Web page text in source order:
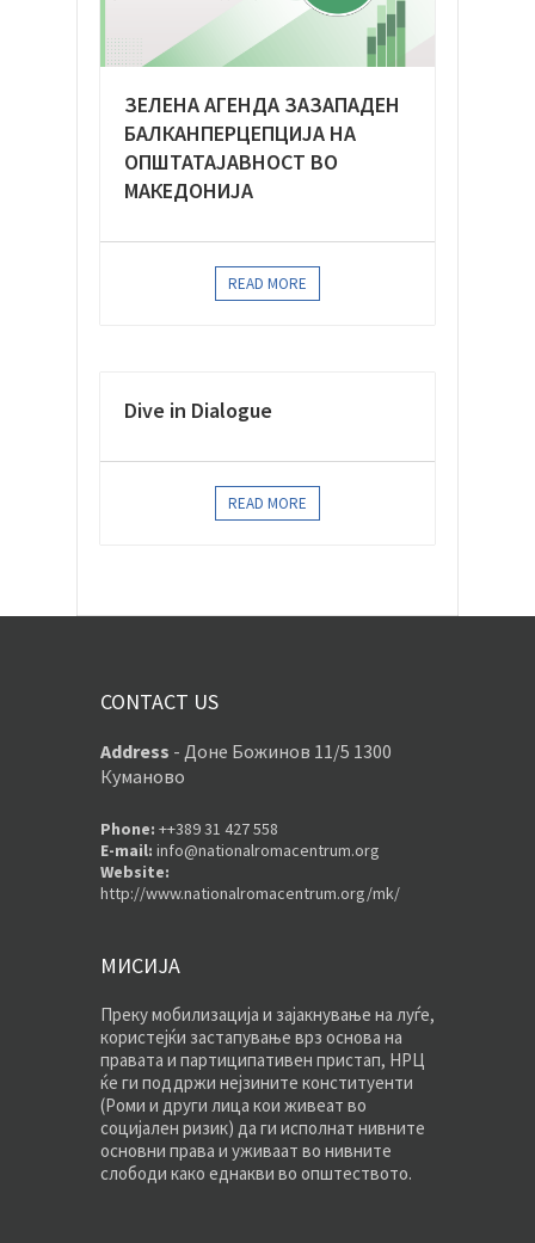
ЗЕЛЕНА АГЕНДА ЗАЗАПАДЕН
БАЛКАНПЕРЦЕПЦИЈА НА
ОПШТАТАЈАВНОСТ ВО
МАКЕДОНИЈА
READ MORE
Dive in Dialogue
READ MORE
CONTACT US
Address - Доне Божинов 11/5 1300
Куманово
Phone: ++389 31 427 558
E-mail: info@nationalromacentrum.org
Website:
http://www.nationalromacentrum.org/mk/
МИСИЈА
Преку мобилизација и зајакнување на луѓе,
користејќи застапување врз основа на
правата и партиципативен пристап, НРЦ
ќе ги поддржи нејзините конституенти
(Роми и други лица кои живеат во
социјален ризик) да ги исполнат нивните
основни права и уживаат во нивните
слободи како еднакви во општеството.